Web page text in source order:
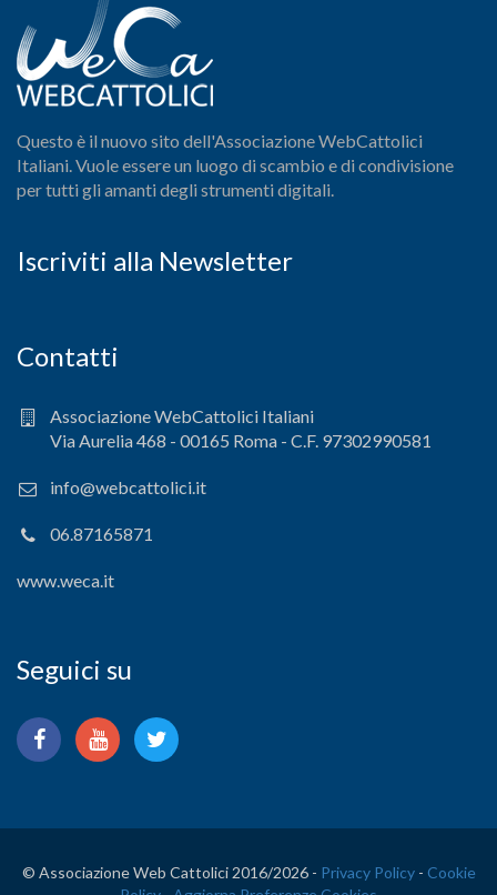
Questo è il nuovo sito dell'Associazione WebCattolici
Italiani. Vuole essere un luogo di scambio e di condivisione
per tutti gli amanti degli strumenti digitali.
Iscriviti alla Newsletter
Contatti
Associazione WebCattolici Italiani
Via Aurelia 468 - 00165 Roma - C.F. 97302990581
info@webcattolici.it
06.87165871
www.weca.it
Seguici su
© Associazione Web Cattolici 2016/2026 - Privacy Policy- Cookie